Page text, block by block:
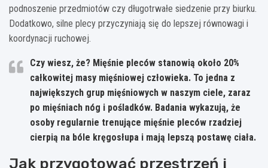
podnoszenie przedmiotów czy długotrwałe siedzenie przy biurku.
Dodatkowo, silne plecy przyczyniają się do lepszej równowagi i
koordynacji ruchowej.
Czy wiesz, że? Mięśnie pleców stanowią około 20%
całkowitej masy mięśniowej człowieka. To jedna z
największych grup mięśniowych w naszym ciele, zaraz
po mięśniach nóg i pośladków. Badania wykazują, że
osoby regularnie trenujące mięśnie pleców rzadziej
cierpią na bóle kręgosłupa i mają lepszą postawę ciała.
Jak przygotować przestrzeń i